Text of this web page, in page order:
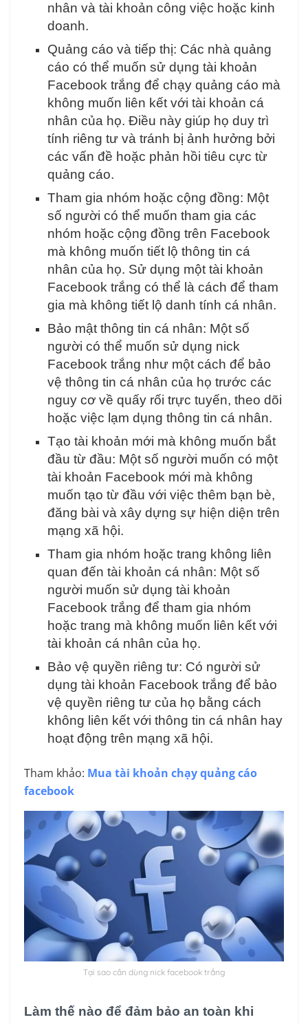
nhân và tài khoản công việc hoặc kinh
doanh.
Quảng cáo và tiếp thị: Các nhà quảng
cáo có thể muốn sử dụng tài khoản
Facebook trắng để chạy quảng cáo mà
không muốn liên kết với tài khoản cá
nhân của họ. Điều này giúp họ duy trì
tính riêng tư và tránh bị ảnh hưởng bởi
các vấn đề hoặc phản hồi tiêu cực từ
quảng cáo.
Tham gia nhóm hoặc cộng đồng: Một
số người có thể muốn tham gia các
nhóm hoặc cộng đồng trên Facebook
mà không muốn tiết lộ thông tin cá
nhân của họ. Sử dụng một tài khoản
Facebook trắng có thể là cách để tham
gia mà không tiết lộ danh tính cá nhân.
Bảo mật thông tin cá nhân: Một số
người có thể muốn sử dụng nick
Facebook trắng như một cách để bảo
vệ thông tin cá nhân của họ trước các
nguy cơ về quấy rối trực tuyến, theo dõi
hoặc việc lạm dụng thông tin cá nhân.
Tạo tài khoản mới mà không muốn bắt
đầu từ đầu: Một số người muốn có một
tài khoản Facebook mới mà không
muốn tạo từ đầu với việc thêm bạn bè,
đăng bài và xây dựng sự hiện diện trên
mạng xã hội.
Tham gia nhóm hoặc trang không liên
quan đến tài khoản cá nhân: Một số
người muốn sử dụng tài khoản
Facebook trắng để tham gia nhóm
hoặc trang mà không muốn liên kết với
tài khoản cá nhân của họ.
Bảo vệ quyền riêng tư: Có người sử
dụng tài khoản Facebook trắng để bảo
vệ quyền riêng tư của họ bằng cách
không liên kết với thông tin cá nhân hay
hoạt động trên mạng xã hội.
Tham khảo: Mua tài khoản chạy quảng cáo
facebook
Tại sao cần dùng nick facebook trắng
Làm thế nào để đảm bảo an toàn khi